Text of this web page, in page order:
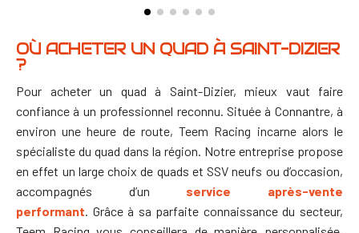
OÙ ACHETER UN QUAD À SAINT-DIZIER
?
Pour acheter un quad à Saint-Dizier, mieux vaut faire
confiance à un professionnel reconnu. Située à Connantre, à
environ une heure de route, Teem Racing incarne alors le
spécialiste du quad dans la région. Notre entreprise propose
en effet un large choix de quads et SSV neufs ou d’occasion,
accompagnés d’un service après-vente
performant. Grâce à sa parfaite connaissance du secteur,